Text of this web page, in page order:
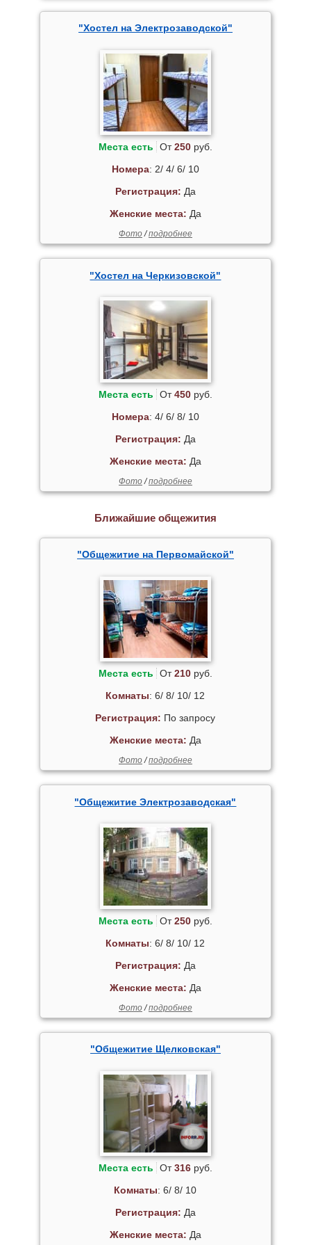
"Хостел на Электрозаводской"
Места есть От250руб.
Номера: 2/ 4/ 6/ 10
Регистрация: Да
Женские места: Да
Фото/подробнее
"Хостел на Черкизовской"
Места есть От450руб.
Номера: 4/ 6/ 8/ 10
Регистрация: Да
Женские места: Да
Фото/подробнее
Ближайшие общежития
"Общежитие на Первомайской"
Места есть От210руб.
Комнаты: 6/ 8/ 10/ 12
Регистрация: По запросу
Женские места: Да
Фото/подробнее
"Общежитие Электрозаводская"
Места есть От250руб.
Комнаты: 6/ 8/ 10/ 12
Регистрация: Да
Женские места: Да
Фото/подробнее
"Общежитие Щелковская"
Места есть От316руб.
Комнаты: 6/ 8/ 10
Регистрация: Да
Женские места: Да